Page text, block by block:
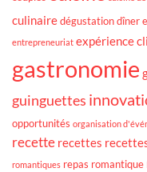
culinairedégustationdîner
entrepreneuriat expérience
gastronomie
guinguettes
opportunités organisation
recette recettes
romantiques repas romantique